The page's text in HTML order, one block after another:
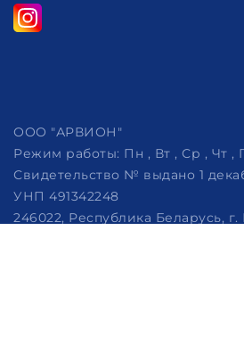
ООО "АРВИОН"
Режим работы: Пн , Вт , Ср , Чт ,
Свидетельство № выдано 1
УНП 491342248
246022, Республика Беларусь,